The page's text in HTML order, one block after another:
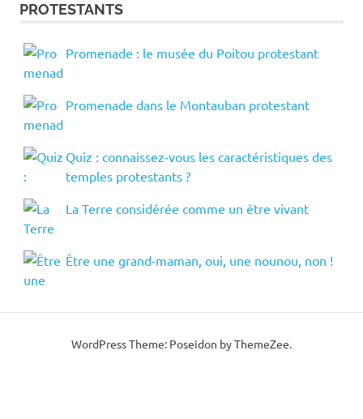
PROTESTANTS
Promenade : le musée du Poitou protestant
Promenade dans le Montauban protestant
Quiz : connaissez-vous les caractéristiques des
temples protestants ?
La Terre considérée comme un être vivant
Être une grand-maman, oui, une nounou, non !
WordPress Theme: Poseidon by ThemeZee.